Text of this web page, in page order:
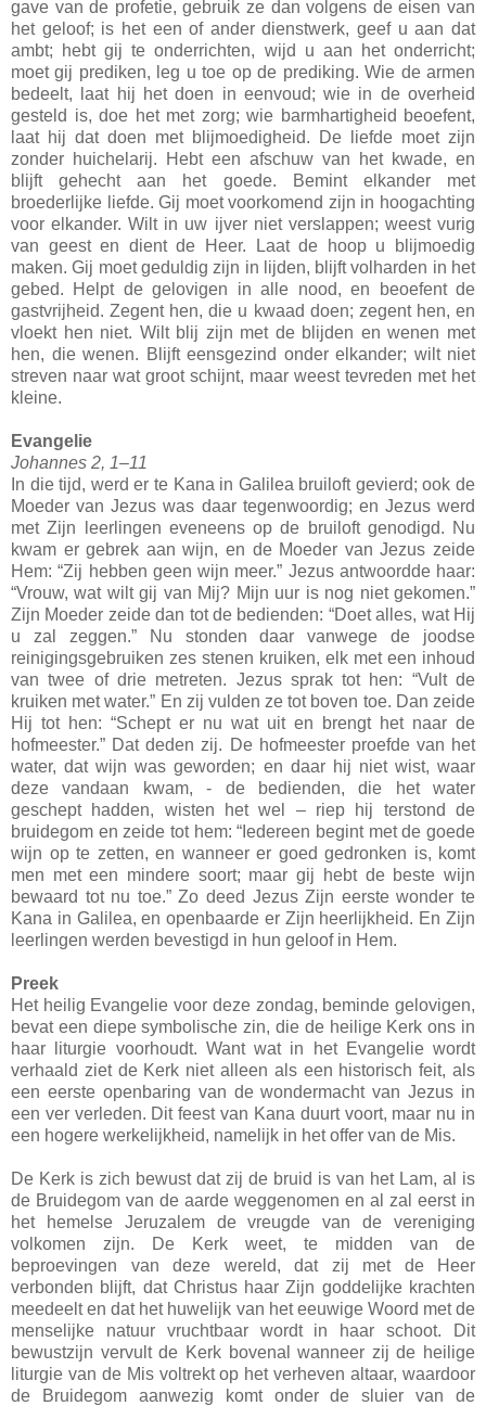
gave van de profetie, gebruik ze dan volgens de eisen van
het geloof; is het een of ander dienstwerk, geef u aan dat
ambt; hebt gij te onderrichten, wijd u aan het onderricht;
moet gij prediken, leg u toe op de prediking. Wie de armen
bedeelt, laat hij het doen in eenvoud; wie in de overheid
gesteld is, doe het met zorg; wie barmhartigheid beoefent,
laat hij dat doen met blijmoedigheid. De liefde moet zijn
zonder huichelarij. Hebt een afschuw van het kwade, en
blijft gehecht aan het goede. Bemint elkander met
broederlijke liefde. Gij moet voorkomend zijn in hoogachting
voor elkander. Wilt in uw ijver niet verslappen; weest vurig
van geest en dient de Heer. Laat de hoop u blijmoedig
maken. Gij moet geduldig zijn in lijden, blijft volharden in het
gebed. Helpt de gelovigen in alle nood, en beoefent de
gastvrijheid. Zegent hen, die u kwaad doen; zegent hen, en
vloekt hen niet. Wilt blij zijn met de blijden en wenen met
hen, die wenen. Blijft eensgezind onder elkander; wilt niet
streven naar wat groot schijnt, maar weest tevreden met het
kleine.
Evangelie
Johannes 2, 1–11
In die tijd, werd er te Kana in Galilea bruiloft gevierd; ook de
Moeder van Jezus was daar tegenwoordig; en Jezus werd
met Zijn leerlingen eveneens op de bruiloft genodigd. Nu
kwam er gebrek aan wijn, en de Moeder van Jezus zeide
Hem: “Zij hebben geen wijn meer.” Jezus antwoordde haar:
“Vrouw, wat wilt gij van Mij? Mijn uur is nog niet gekomen.”
Zijn Moeder zeide dan tot de bedienden: “Doet alles, wat Hij
u zal zeggen.” Nu stonden daar vanwege de joodse
reinigingsgebruiken zes stenen kruiken, elk met een inhoud
van twee of drie metreten. Jezus sprak tot hen: “Vult de
kruiken met water.” En zij vulden ze tot boven toe. Dan zeide
Hij tot hen: “Schept er nu wat uit en brengt het naar de
hofmeester.” Dat deden zij. De hofmeester proefde van het
water, dat wijn was geworden; en daar hij niet wist, waar
deze vandaan kwam, - de bedienden, die het water
geschept hadden, wisten het wel – riep hij terstond de
bruidegom en zeide tot hem: “Iedereen begint met de goede
wijn op te zetten, en wanneer er goed gedronken is, komt
men met een mindere soort; maar gij hebt de beste wijn
bewaard tot nu toe.” Zo deed Jezus Zijn eerste wonder te
Kana in Galilea, en openbaarde er Zijn heerlijkheid. En Zijn
leerlingen werden bevestigd in hun geloof in Hem.
Preek
Het heilig Evangelie voor deze zondag, beminde gelovigen,
bevat een diepe symbolische zin, die de heilige Kerk ons in
haar liturgie voorhoudt. Want wat in het Evangelie wordt
verhaald ziet de Kerk niet alleen als een historisch feit, als
een eerste openbaring van de wondermacht van Jezus in
een ver verleden. Dit feest van Kana duurt voort, maar nu in
een hogere werkelijkheid, namelijk in het offer van de Mis.
De Kerk is zich bewust dat zij de bruid is van het Lam, al is
de Bruidegom van de aarde weggenomen en al zal eerst in
het hemelse Jeruzalem de vreugde van de vereniging
volkomen zijn. De Kerk weet, te midden van de
beproevingen van deze wereld, dat zij met de Heer
verbonden blijft, dat Christus haar Zijn goddelijke krachten
meedeelt en dat het huwelijk van het eeuwige Woord met de
menselijke natuur vruchtbaar wordt in haar schoot. Dit
bewustzijn vervult de Kerk bovenal wanneer zij de heilige
liturgie van de Mis voltrekt op het verheven altaar, waardoor
de Bruidegom aanwezig komt onder de sluier van de